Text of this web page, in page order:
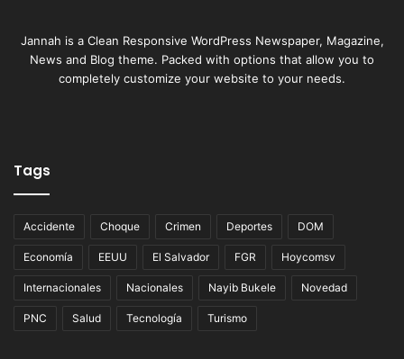
Jannah is a Clean Responsive WordPress Newspaper, Magazine,
News and Blog theme. Packed with options that allow you to
completely customize your website to your needs.
Tags
Accidente Choque Crimen Deportes DOM
Economía EEUU El Salvador FGR Hoycomsv
Internacionales Nacionales Nayib Bukele Novedad
PNC Salud Tecnología Turismo